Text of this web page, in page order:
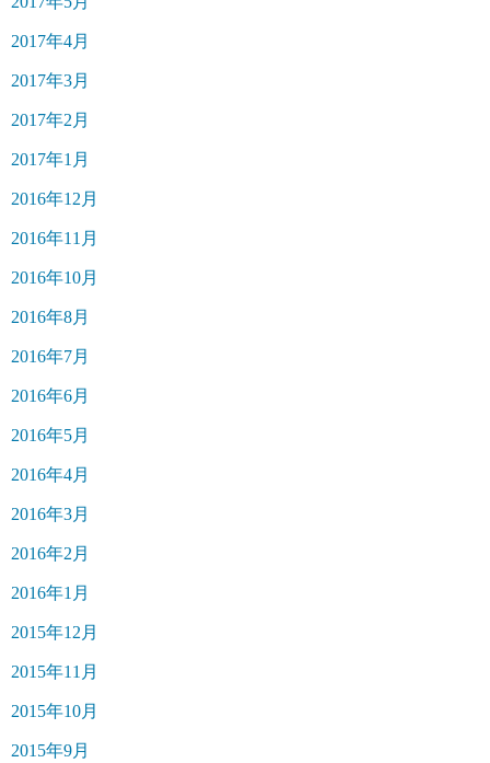
2017年4月
2017年3月
2017年2月
2017年1月
2016年12月
2016年11月
2016年10月
2016年8月
2016年7月
2016年6月
2016年5月
2016年4月
2016年3月
2016年2月
2016年1月
2015年12月
2015年11月
2015年10月
2015年9月